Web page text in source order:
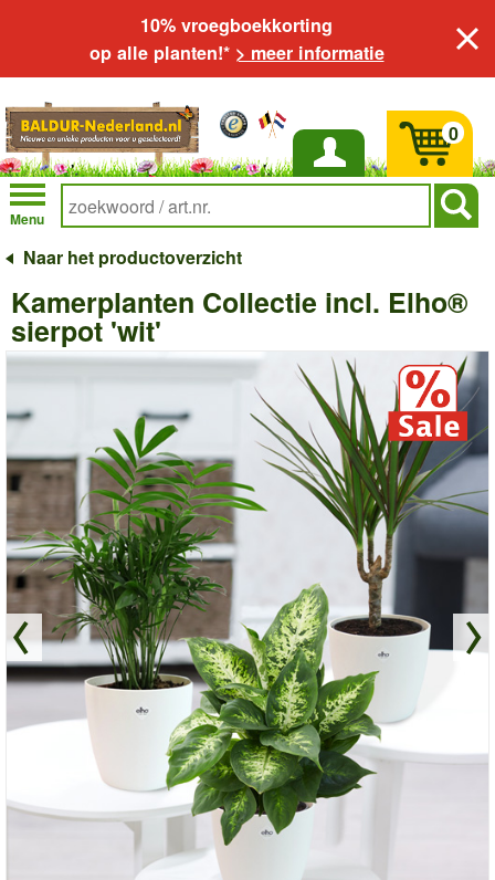
10% vroegboekkorting
op alle planten!* > meer informatie
Inloggen
Menu
0
Naar het productoverzicht
Kamerplanten Collectie incl. Elho®
sierpot 'wit'